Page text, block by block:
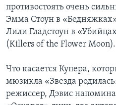
противостоять очень
Эмма Стоун в
Лили Гладстоун в
(Killers of the Flower Moon).
Что касается Купера,
мюзикла «Звезда
режиссер, Дэвис